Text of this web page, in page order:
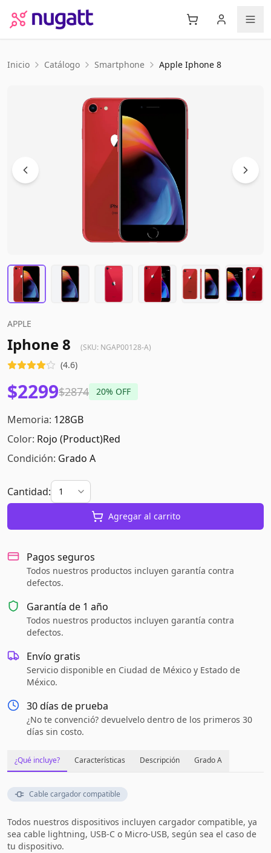
Inicio Catálogo Smartphone Apple Iphone 8
APPLE
Iphone 8 (SKU: NGAP00128-A)
(4.6)
$2299$2874 20% OFF
Memoria: 128GB
Color: Rojo (product)red
Condición: Grado A
Cantidad:
Agregar al carrito
Pagos seguros
Todos nuestros productos incluyen garantía contra
defectos.
Garantía de 1 año
Todos nuestros productos incluyen garantía contra
defectos.
Envío gratis
Servicio disponible en Ciudad de México y Estado de
México.
30 días de prueba
¿No te convenció? devuelvelo dentro de los primeros 30
días sin costo.
¿Qué incluye? Características Descripción Grado A
Cable cargador compatible
Todos nuestros dispositivos incluyen cargador compatible, ya
sea cable lightning, USB-C o Micro-USB, según sea el caso de
tu dispositivo.